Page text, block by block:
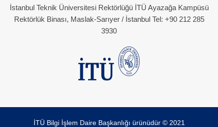
İstanbul Teknik Üniversitesi Rektörlüğü İTÜ Ayazağa Kampüsü
Rektörlük Binası, Maslak-Sarıyer / İstanbul Tel: +90 212 285
3930
İTÜ Bilgi İşlem Daire Başkanlığı ürünüdür © 2021